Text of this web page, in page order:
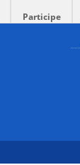
Participe